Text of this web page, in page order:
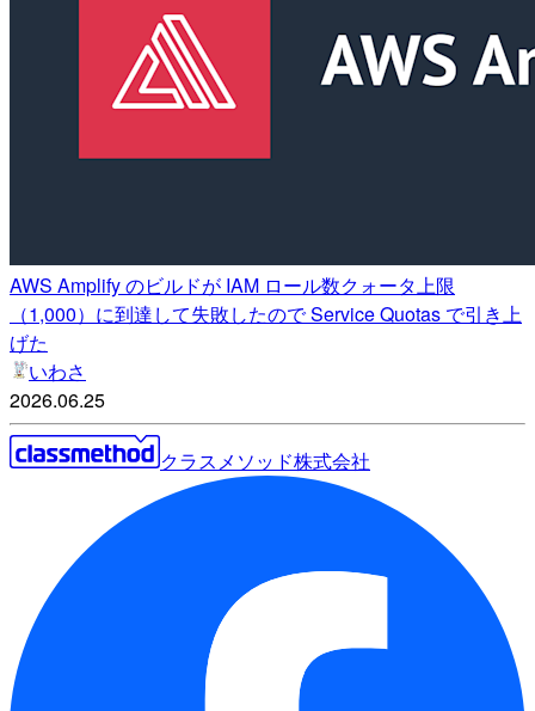
AWS Amplify のビルドが IAM ロール数クォータ上限
（1,000）に到達して失敗したので Service Quotas で引き上
げた
いわさ
2026.06.25
クラスメソッド株式会社